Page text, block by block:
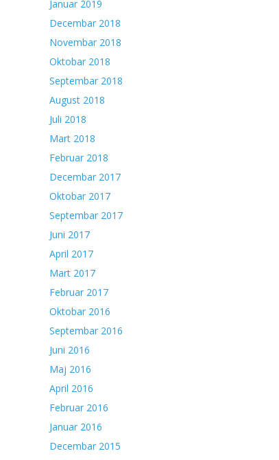
Januar 2019
Decembar 2018
Novembar 2018
Oktobar 2018
Septembar 2018
August 2018
Juli 2018
Mart 2018
Februar 2018
Decembar 2017
Oktobar 2017
Septembar 2017
Juni 2017
April 2017
Mart 2017
Februar 2017
Oktobar 2016
Septembar 2016
Juni 2016
Maj 2016
April 2016
Februar 2016
Januar 2016
Decembar 2015